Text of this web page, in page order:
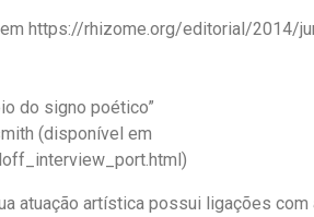
em https://rhizome.org/editorial/
do signo poético”
(disponível em
atuação artística possui ligações